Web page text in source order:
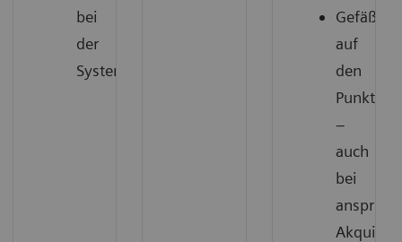
bei
der
Systempositionierung.
auf
den
Punkt
–
auch
bei